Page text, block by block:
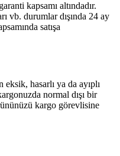
kapsamı altındadır.
vb. durumlar dışında 24 ay
satışa
hasarlı ya da ayıplı
normal dışı bir
kargo görevlisine